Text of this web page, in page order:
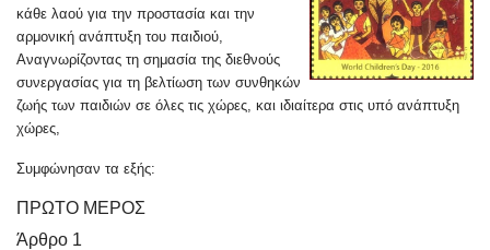
κάθε λαού για την προστασία και την
αρμονική ανάπτυξη του παιδιού,
Αναγνωρίζοντας τη σημασία της διεθνούς
συνεργασίας για τη βελτίωση των συνθηκών
ζωής των παιδιών σε όλες τις χώρες, και ιδιαίτερα στις υπό ανάπτυξη
χώρες,
Συμφώνησαν τα εξής:
ΠΡΩΤΟ ΜΕΡΟΣ
Άρθρο 1